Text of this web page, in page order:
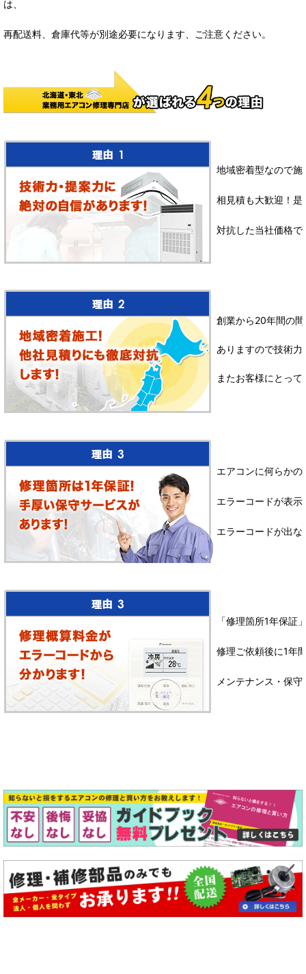
は、
再配送料、倉庫代等が別途必要になります、ご注意ください。
地域密着型なので
相見積も大歓迎！
対抗した当社価格
創業から20年間の
ありますので技術
またお客様にとっ
エアコンに何らか
エラーコードが表
エラーコードが出
「修理箇所1年保証
修理ご依頼後に1年
メンテナンス・保